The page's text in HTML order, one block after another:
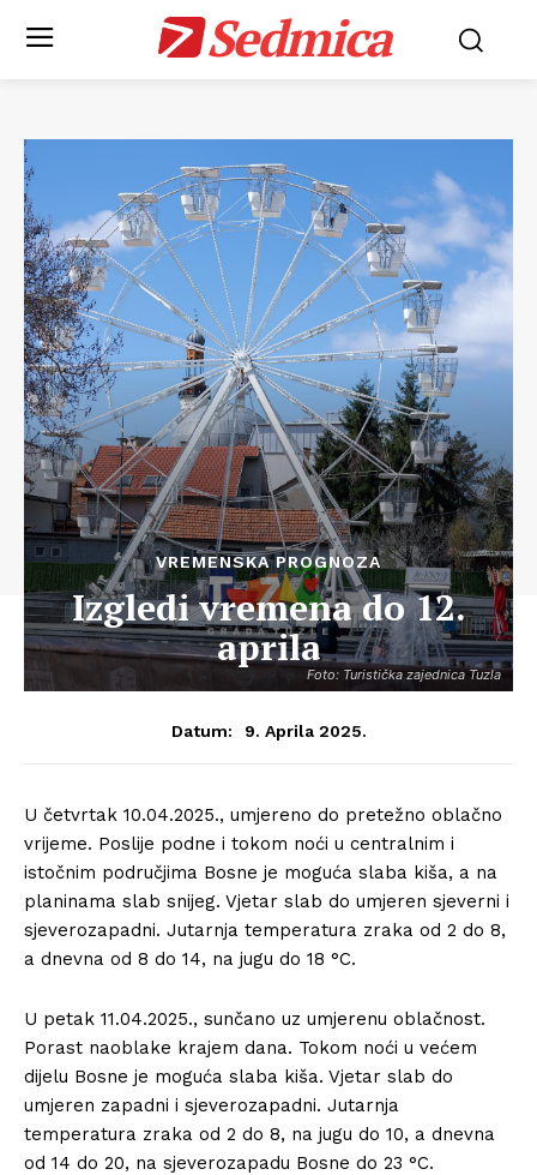
Sedmica
Foto: Turistička zajednica Tuzla
VREMENSKA PROGNOZA
Izgledi vremena do 12.
aprila
Datum: 9. Aprila 2025.
U četvrtak 10.04.2025., umjereno do pretežno oblačno
vrijeme. Poslije podne i tokom noći u centralnim i
istočnim područjima Bosne je moguća slaba kiša, a na
planinama slab snijeg. Vjetar slab do umjeren sjeverni i
sjeverozapadni. Jutarnja temperatura zraka od 2 do 8,
a dnevna od 8 do 14, na jugu do 18 °C.
U petak 11.04.2025., sunčano uz umjerenu oblačnost.
Porast naoblake krajem dana. Tokom noći u većem
dijelu Bosne je moguća slaba kiša. Vjetar slab do
umjeren zapadni i sjeverozapadni. Jutarnja
temperatura zraka od 2 do 8, na jugu do 10, a dnevna
od 14 do 20, na sjeverozapadu Bosne do 23 °C.